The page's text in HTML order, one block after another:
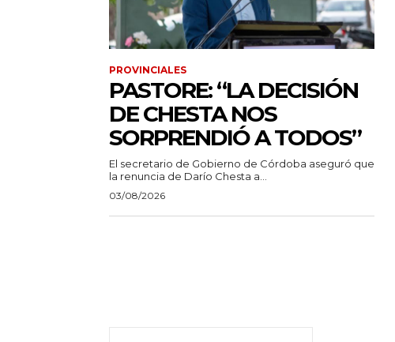
PROVINCIALES
PASTORE: “LA DECISIÓN
DE CHESTA NOS
SORPRENDIÓ A TODOS”
El secretario de Gobierno de Córdoba aseguró que
la renuncia de Darío Chesta a...
03/08/2026